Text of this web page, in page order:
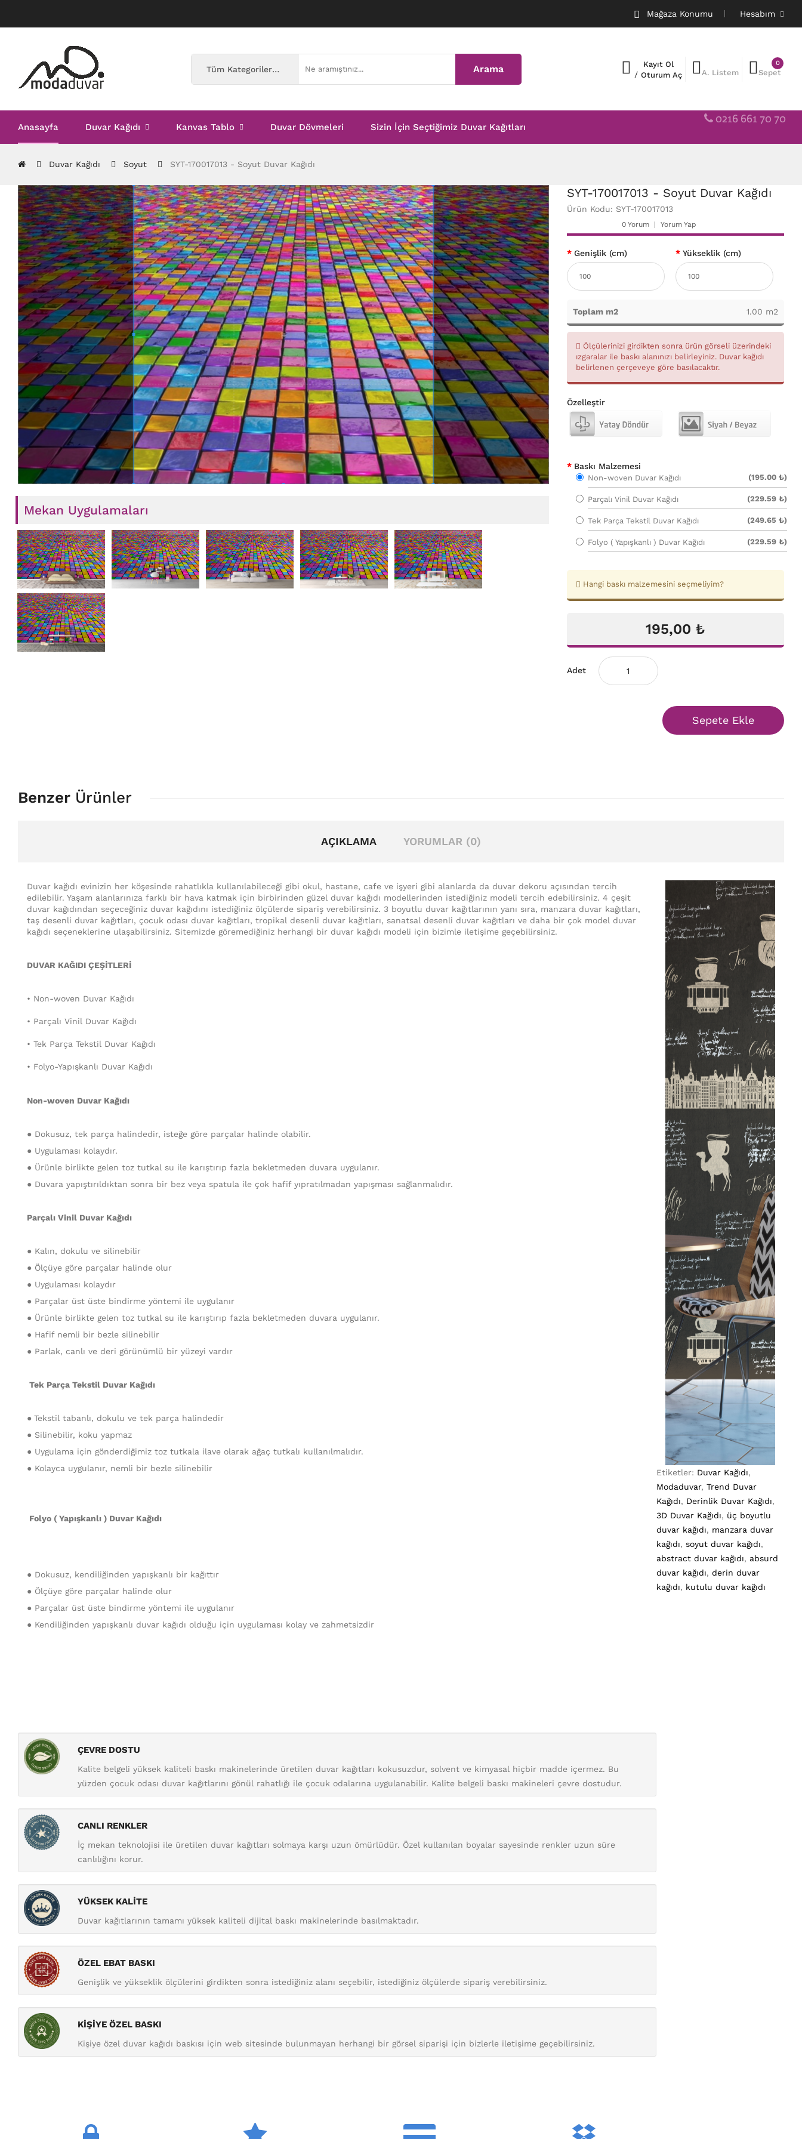
Mağaza Konumu Hesabım
Kayıt Ol
/ Oturum Aç A. Listem
0
Sepet
Tüm Kategoriler Arama
Anasayfa Duvar Kağıdı Kanvas Tablo Duvar Dövmeleri Sizin İçin Seçtiğimiz Duvar Kağıtları 0216 661 70 70
Duvar Kağıdı Soyut SYT-170017013 - Soyut Duvar Kağıdı
Mekan Uygulamaları
SYT-170017013 - Soyut Duvar Kağıdı
Ürün Kodu: SYT-170017013
0 Yorum Yorum Yap
Genişlik (cm) Yükseklik (cm)
Toplam m2 1.00 m2
Ölçülerinizi girdikten sonra ürün görseli üzerindeki
ızgaralar ile baskı alanınızı belirleyiniz. Duvar kağıdı
belirlenen çerçeveye göre basılacaktır.
Özelleştir
Baskı Malzemesi
Non-woven Duvar Kağıdı (195.00 ₺)
Parçalı Vinil Duvar Kağıdı (229.59 ₺)
Tek Parça Tekstil Duvar Kağıdı (249.65 ₺)
Folyo ( Yapışkanlı ) Duvar Kağıdı (229.59 ₺)
Hangi baskı malzemesini seçmeliyim?
195,00 ₺
Adet
Sepete Ekle
Benzer Ürünler
AÇIKLAMA YORUMLAR (0)
Duvar kağıdı evinizin her köşesinde rahatlıkla kullanılabileceği gibi okul, hastane, cafe ve işyeri gibi alanlarda da duvar dekoru açısından tercih
edilebilir. Yaşam alanlarınıza farklı bir hava katmak için birbirinden güzel duvar kağıdı modellerinden istediğiniz modeli tercih edebilirsiniz. 4 çeşit
duvar kağıdından seçeceğiniz duvar kağıdını istediğiniz ölçülerde sipariş verebilirsiniz. 3 boyutlu duvar kağıtlarının yanı sıra, manzara duvar kağıtları,
taş desenli duvar kağıtları, çocuk odası duvar kağıtları, tropikal desenli duvar kağıtları, sanatsal desenli duvar kağıtları ve daha bir çok model duvar
kağıdı seçeneklerine ulaşabilirsiniz. Sitemizde göremediğiniz herhangi bir duvar kağıdı modeli için bizimle iletişime geçebilirsiniz.
DUVAR KAĞIDI ÇEŞİTLERİ
• Non-woven Duvar Kağıdı
• Parçalı Vinil Duvar Kağıdı
• Tek Parça Tekstil Duvar Kağıdı
• Folyo-Yapışkanlı Duvar Kağıdı
Non-woven Duvar Kağıdı
● Dokusuz, tek parça halindedir, isteğe göre parçalar halinde olabilir.
● Uygulaması kolaydır.
● Ürünle birlikte gelen toz tutkal su ile karıştırıp fazla bekletmeden duvara uygulanır.
● Duvara yapıştırıldıktan sonra bir bez veya spatula ile çok hafif yıpratılmadan yapışması sağlanmalıdır.
Parçalı Vinil Duvar Kağıdı
● Kalın, dokulu ve silinebilir
● Ölçüye göre parçalar halinde olur
● Uygulaması kolaydır
● Parçalar üst üste bindirme yöntemi ile uygulanır
● Ürünle birlikte gelen toz tutkal su ile karıştırıp fazla bekletmeden duvara uygulanır.
● Hafif nemli bir bezle silinebilir
● Parlak, canlı ve deri görünümlü bir yüzeyi vardır
Tek Parça Tekstil Duvar Kağıdı
● Tekstil tabanlı, dokulu ve tek parça halindedir
● Silinebilir, koku yapmaz
● Uygulama için gönderdiğimiz toz tutkala ilave olarak ağaç tutkalı kullanılmalıdır.
● Kolayca uygulanır, nemli bir bezle silinebilir
Folyo ( Yapışkanlı ) Duvar Kağıdı
● Dokusuz, kendiliğinden yapışkanlı bir kağıttır
● Ölçüye göre parçalar halinde olur
● Parçalar üst üste bindirme yöntemi ile uygulanır
● Kendiliğinden yapışkanlı duvar kağıdı olduğu için uygulaması kolay ve zahmetsizdir
ÇEVRE DOSTU
Kalite belgeli yüksek kaliteli baskı makinelerinde üretilen duvar kağıtları kokusuzdur, solvent ve kimyasal hiçbir madde içermez. Bu
yüzden çocuk odası duvar kağıtlarını gönül rahatlığı ile çocuk odalarına uygulanabilir. Kalite belgeli baskı makineleri çevre dostudur.
CANLI RENKLER
İç mekan teknolojisi ile üretilen duvar kağıtları solmaya karşı uzun ömürlüdür. Özel kullanılan boyalar sayesinde renkler uzun süre
canlılığını korur.
YÜKSEK KALİTE
Duvar kağıtlarının tamamı yüksek kaliteli dijital baskı makinelerinde basılmaktadır.
ÖZEL EBAT BASKI
Genişlik ve yükseklik ölçülerini girdikten sonra istediğiniz alanı seçebilir, istediğiniz ölçülerde sipariş verebilirsiniz.
KİŞİYE ÖZEL BASKI
Kişiye özel duvar kağıdı baskısı için web sitesinde bulunmayan herhangi bir görsel siparişi için bizlerle iletişime geçebilirsiniz.
Etiketler: Duvar Kağıdı,
Modaduvar, Trend Duvar
Kağıdı, Derinlik Duvar Kağıdı,
3D Duvar Kağıdı, üç boyutlu
duvar kağıdı, manzara duvar
kağıdı, soyut duvar kağıdı,
abstract duvar kağıdı, absurd
duvar kağıdı, derin duvar
kağıdı, kutulu duvar kağıdı